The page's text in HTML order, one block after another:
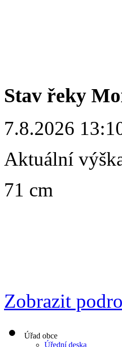
Stav řeky
7.8.2026
Aktuální
71 cm
Zobrazit
Úřad obce
Úřední deska